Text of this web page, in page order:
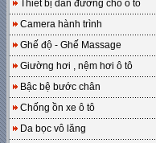
Thiết bị dẫn đường cho ô tô
Camera hành trình
Ghế độ - Ghế Massage
Giường hơi , nệm hơi ô tô
Bậc bệ bước chân
Chống ồn xe ô tô
Da bọc vô lăng